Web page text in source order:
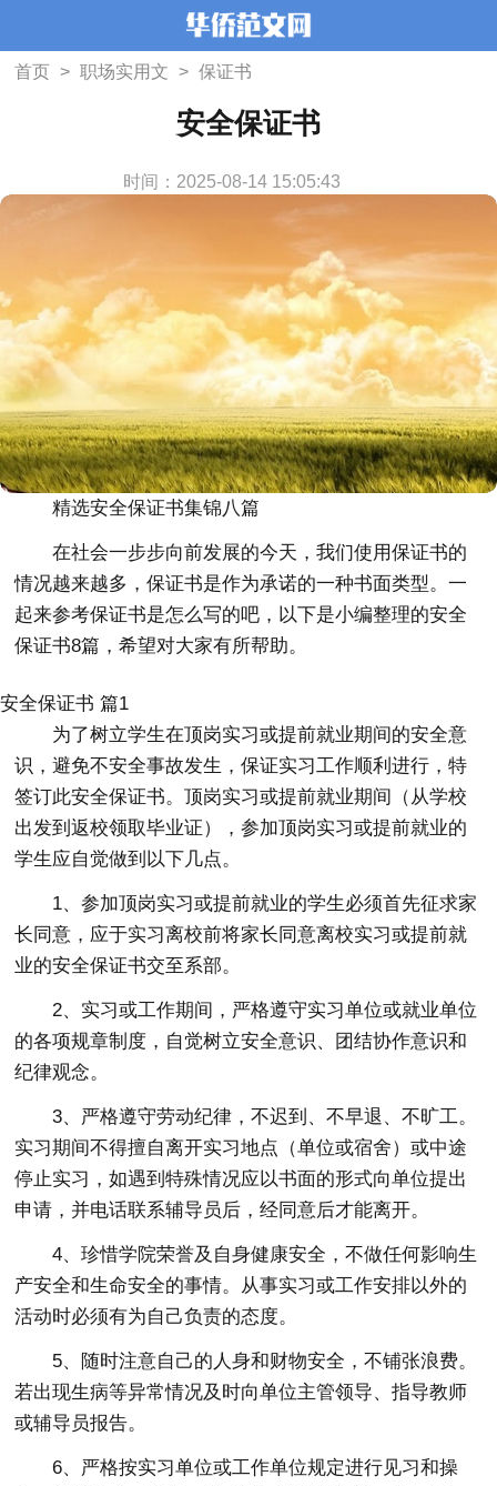
首页 > 职场实用文 > 保证书
安全保证书
时间：2025-08-14 15:05:43
精选安全保证书集锦八篇
在社会一步步向前发展的今天，我们使用保证书的
情况越来越多，保证书是作为承诺的一种书面类型。一
起来参考保证书是怎么写的吧，以下是小编整理的安全
保证书8篇，希望对大家有所帮助。
安全保证书 篇1
为了树立学生在顶岗实习或提前就业期间的安全意
识，避免不安全事故发生，保证实习工作顺利进行，特
签订此安全保证书。顶岗实习或提前就业期间（从学校
出发到返校领取毕业证），参加顶岗实习或提前就业的
学生应自觉做到以下几点。
1、参加顶岗实习或提前就业的学生必须首先征求家
长同意，应于实习离校前将家长同意离校实习或提前就
业的安全保证书交至系部。
2、实习或工作期间，严格遵守实习单位或就业单位
的各项规章制度，自觉树立安全意识、团结协作意识和
纪律观念。
3、严格遵守劳动纪律，不迟到、不早退、不旷工。
实习期间不得擅自离开实习地点（单位或宿舍）或中途
停止实习，如遇到特殊情况应以书面的形式向单位提出
申请，并电话联系辅导员后，经同意后才能离开。
4、珍惜学院荣誉及自身健康安全，不做任何影响生
产安全和生命安全的事情。从事实习或工作安排以外的
活动时必须有为自己负责的态度。
5、随时注意自己的人身和财物安全，不铺张浪费。
若出现生病等异常情况及时向单位主管领导、指导教师
或辅导员报告。
6、严格按实习单位或工作单位规定进行见习和操